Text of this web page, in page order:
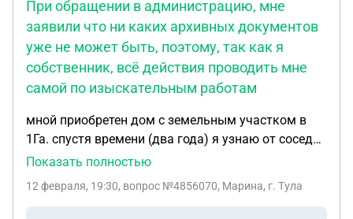
При обращении в администрацию, мне
заявили что ни каких архивных документов
уже не может быть, поэтому, так как я
собственник, всё действия проводить мне
самой по изыскательным работам
мной приобретен дом с земельным участком в
1Га. спустя времени (два года) я узнаю от соседей
что при выделении данного участка (1930 год),
поколении), был ликвидирован родник (само его
Показать полностью
12 февраля, 19:30, вопрос №4856070, Марина, г. Тула